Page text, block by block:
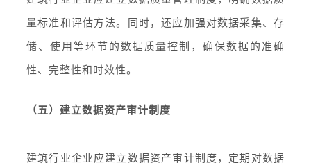
量标准和评估方法。同时，还应加强对数据采集、存
储、使用等环节的数据质量控制，确保数据的准确
性、完整性和时效性。
（五）建立数据资产审计制度
建筑行业企业应建立数据资产审计制度，定期对数据